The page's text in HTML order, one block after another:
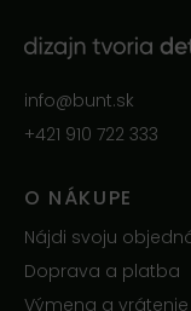
info@bunt.sk
+421 910 722 333
O NÁKUPE
Nájdi svoju
Doprava a platba
Výmena a